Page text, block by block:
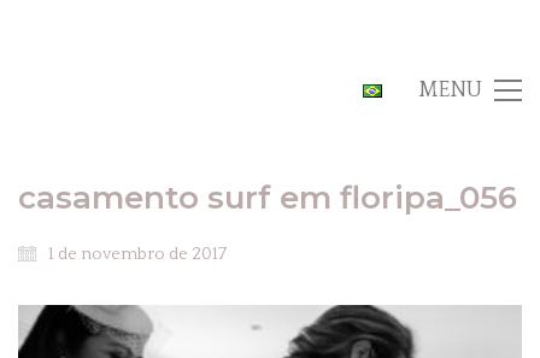
MENU
casamento surf em floripa_056
1 de novembro de 2017